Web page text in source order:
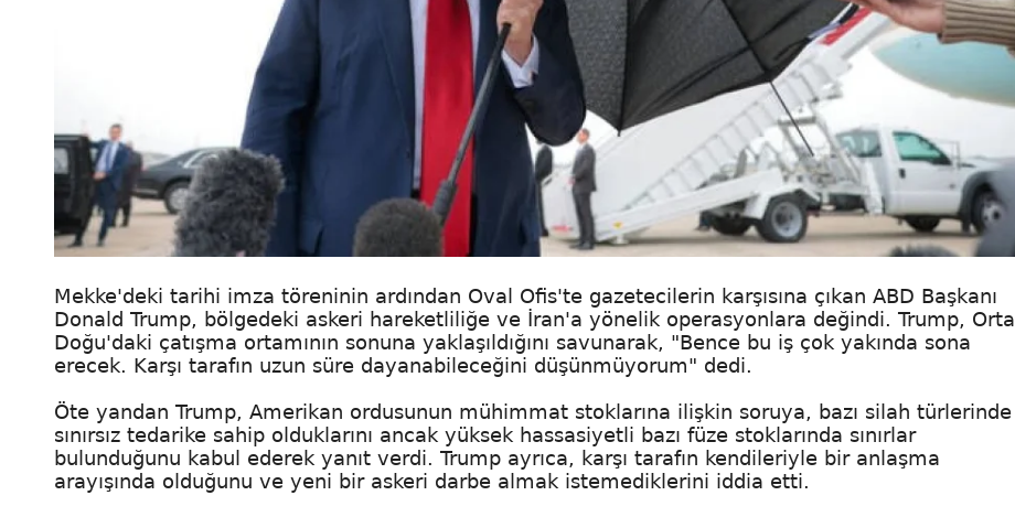
Mekke'deki tarihi imza töreninin ardından Oval Ofis'te gazetecilerin karşısına çıkan ABD Başkanı
Donald Trump, bölgedeki askeri hareketliliğe ve İran'a yönelik operasyonlara değindi. Trump, Orta
Doğu'daki çatışma ortamının sonuna yaklaşıldığını savunarak, "Bence bu iş çok yakında sona
erecek. Karşı tarafın uzun süre dayanabileceğini düşünmüyorum" dedi.
Öte yandan Trump, Amerikan ordusunun mühimmat stoklarına ilişkin soruya, bazı silah türlerinde
sınırsız tedarike sahip olduklarını ancak yüksek hassasiyetli bazı füze stoklarında sınırlar
bulunduğunu kabul ederek yanıt verdi. Trump ayrıca, karşı tarafın kendileriyle bir anlaşma
arayışında olduğunu ve yeni bir askeri darbe almak istemediklerini iddia etti.